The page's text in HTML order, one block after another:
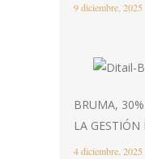
9 diciembre, 2025
BRUMA,
LA GESTIÓN
4 diciembre, 2025